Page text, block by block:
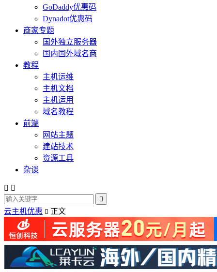
GoDaddy优惠码
Dynadot优惠码
商家专题
国外独立服务器
国内国外域名商
教程
主机运维
主机文档
主机运用
域名教程
前端
网站主题
建站技术
资源工具
杂谈
 

云主机优惠  正文